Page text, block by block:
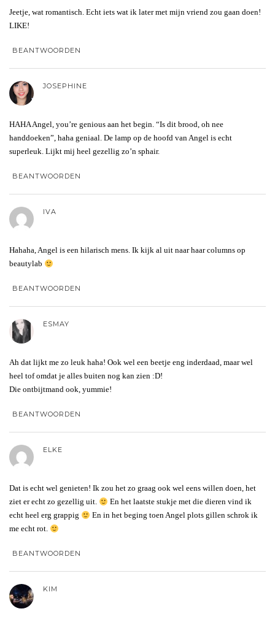
Jeetje, wat romantisch. Echt iets wat ik later met mijn vriend zou gaan doen!
LIKE!
BEANTWOORDEN
JOSEPHINE
HAHA Angel, you’re genious aan het begin. “Is dit brood, oh nee
handdoeken”, haha geniaal. De lamp op de hoofd van Angel is echt
superleuk. Lijkt mij heel gezellig zo’n sphair.
BEANTWOORDEN
IVA
Hahaha, Angel is een hilarisch mens. Ik kijk al uit naar haar columns op
beautylab
BEANTWOORDEN
ESMAY
Ah dat lijkt me zo leuk haha! Ook wel een beetje eng inderdaad, maar wel
heel tof omdat je alles buiten nog kan zien :D!
Die ontbijtmand ook, yummie!
BEANTWOORDEN
ELKE
Dat is echt wel genieten! Ik zou het zo graag ook wel eens willen doen, het
ziet er echt zo gezellig uit.
En het laatste stukje met die dieren vind ik
echt heel erg grappig
En in het beging toen Angel plots gillen schrok ik
me echt rot.
BEANTWOORDEN
KIM